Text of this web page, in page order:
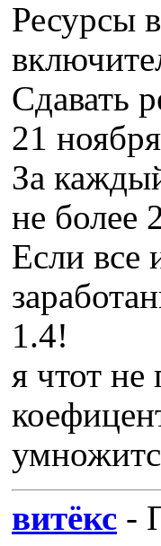
Ресурсы
Сдавать
21
За
не более
Если все
1.4!
я чтот
витёкс -